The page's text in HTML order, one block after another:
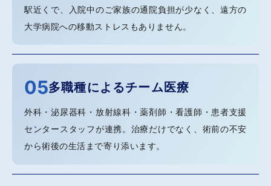
駅近くで、入院中のご家族の通院負担が少なく、遠方の
大学病院への移動ストレスもありません。
05多職種によるチーム医療
外科・泌尿器科・放射線科・薬剤師・看護師・患者支援
センタースタッフが連携。治療だけでなく、術前の不安
から術後の生活まで寄り添います。